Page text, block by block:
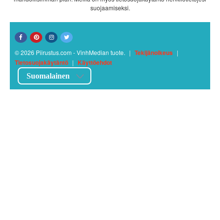
suojaamiseksi.
© 2026 Piirustus.com - VinhMedian tuote. | Tekijänoikeus |
Tietosuojakäytäntö | Käyttöehdot
Suomalainen